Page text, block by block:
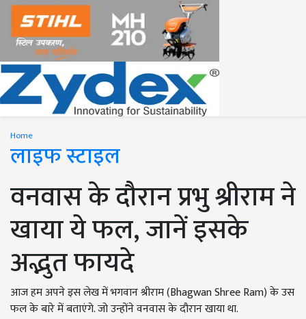
Home
लाइफ स्टाइल
वनवास के दौरान प्रभु श्रीराम ने
खाया ये फल, जानें इसके
अद्भुत फायदे
आज हम अपने इस लेख में भगवान श्रीराम (Bhagwan Shree Ram) के उस
फल के बारे में बताएंगे. जो उन्होंने वनवास के दौरान खाया था.